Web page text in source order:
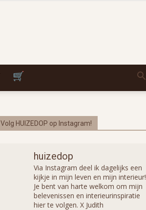
Volg HUIZEDOP op Instagram!
huizedop
Via Instagram deel ik dagelijks een
kijkje in mijn leven en mijn interieur!
Je bent van harte welkom om mijn
belevenissen en interieurinspiratie
hier te volgen. X Judith